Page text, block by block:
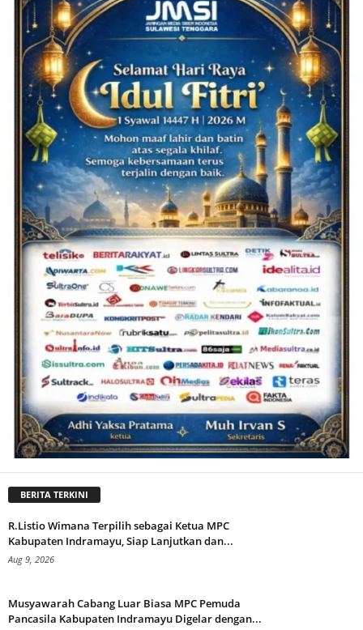
BERITA TERKINI
R.Listio Wimana Terpilih sebagai Ketua MPC
Kabupaten Indramayu, Siap Lanjutkan dan...
Aug 9, 2026
Musyawarah Cabang Luar Biasa MPC Pemuda
Pancasila Kabupaten Indramayu Digelar dengan...